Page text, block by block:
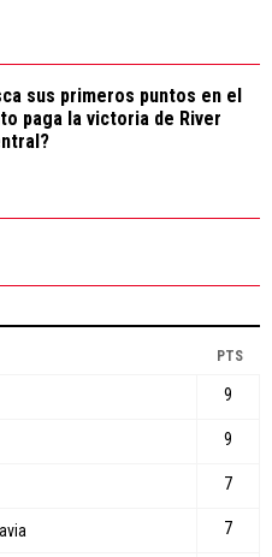
sus primeros puntos en el
paga la victoria de River